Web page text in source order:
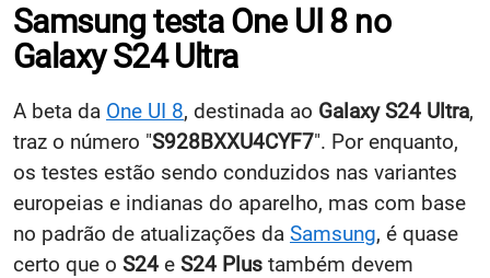
Samsung testa One UI 8 no
Galaxy S24 Ultra
A beta da One UI 8, destinada ao Galaxy S24 Ultra,
traz o número "S928BXXU4CYF7". Por enquanto,
os testes estão sendo conduzidos nas variantes
europeias e indianas do aparelho, mas com base
no padrão de atualizações da Samsung, é quase
certo que o S24 e S24 Plus também devem